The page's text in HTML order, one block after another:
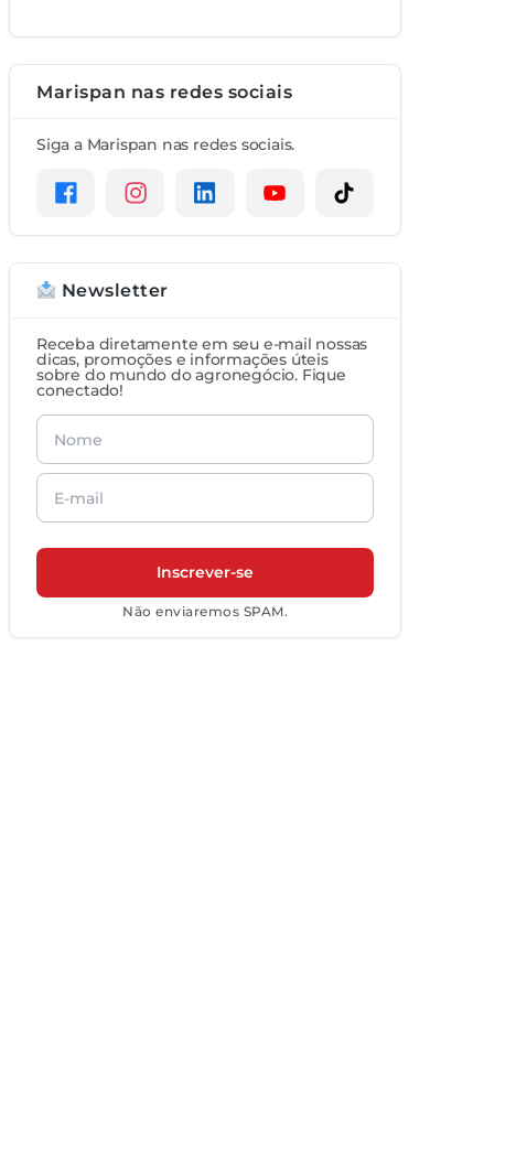
Marispan nas redes sociais
Siga a Marispan nas redes sociais.
Newsletter
Receba diretamente em seu e-mail nossas
dicas, promoções e informações úteis
sobre do mundo do agronegócio. Fique
conectado!
Não enviaremos SPAM.